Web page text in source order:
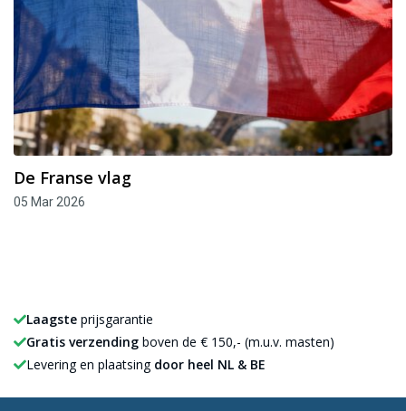
De Franse vlag
05 Mar 2026
Laagste prijsgarantie
Gratis verzending boven de € 150,- (m.u.v. masten)
Levering en plaatsing door heel NL & BE